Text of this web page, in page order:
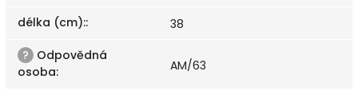
délka (cm)::
38
? Odpovědná
osoba: AM/63